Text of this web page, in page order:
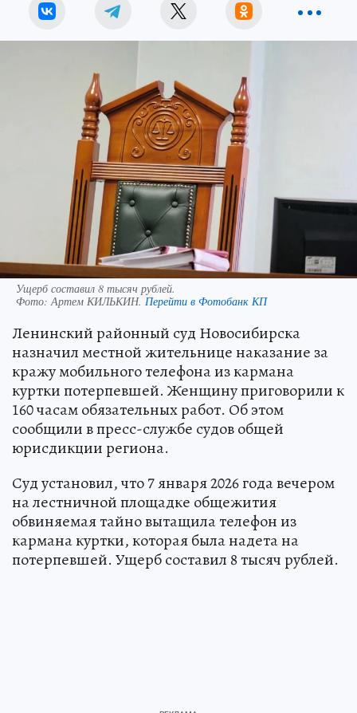
Ущерб составил 8 тысяч рублей.
Фото:Артем КИЛЬКИН. Перейти в Фотобанк КП
Ленинский районный суд Новосибирска
назначил местной жительнице наказание за
кражу мобильного телефона из кармана
куртки потерпевшей. Женщину приговорили к
160 часам обязательных работ. Об этом
сообщили в пресс-службе судов общей
юрисдикции региона.
Суд установил, что 7 января 2026 года вечером
на лестничной площадке общежития
обвиняемая тайно вытащила телефон из
кармана куртки, которая была надета на
потерпевшей. Ущерб составил 8 тысяч рублей.